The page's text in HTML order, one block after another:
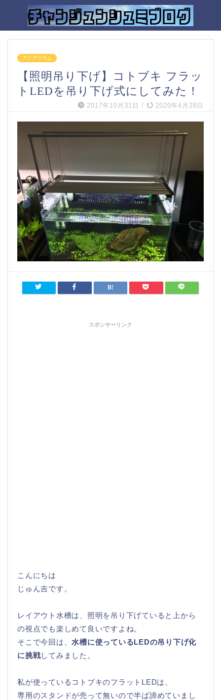
アクアリウム
【照明吊り下げ】コトブキ フラッ
トLEDを吊り下げ式にしてみた！
2017年10月31日 / 2020年4月28日
スポンサーリンク
こんにちは
じゅん吉です。
レイアウト水槽は、照明を吊り下げていると上から
の視点でも楽しめて良いですよね。
そこで今回は、 水槽に使っているLEDの吊り下げ化
に挑戦してみました。
私が使っているコトブキのフラットLEDは、
専用のスタンドが売って無いので半ば諦めていまし